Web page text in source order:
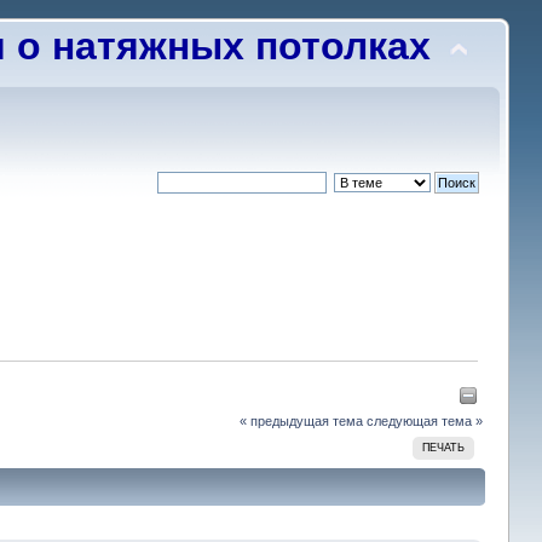
натяжных потолках
« предыдущая тема следующая тема »
ПЕЧАТЬ